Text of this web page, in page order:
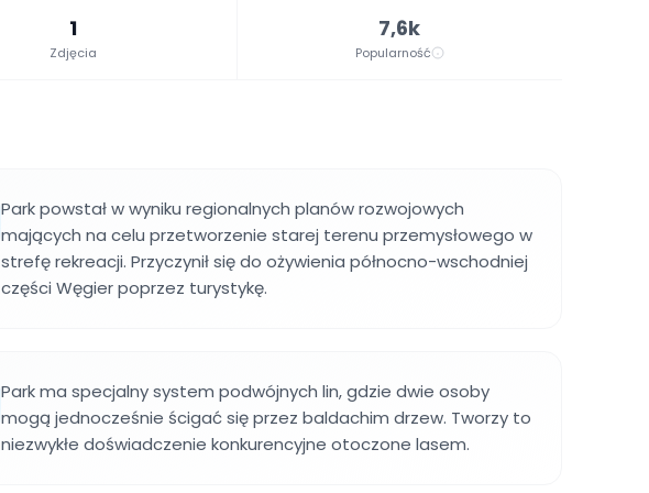
1
Zdjęcia
7,6k
Popularność
Park powstał w wyniku regionalnych planów rozwojowych
mających na celu przetworzenie starej terenu przemysłowego w
strefę rekreacji. Przyczynił się do ożywienia północno-wschodniej
części Węgier poprzez turystykę.
Park ma specjalny system podwójnych lin, gdzie dwie osoby
mogą jednocześnie ścigać się przez baldachim drzew. Tworzy to
niezwykłe doświadczenie konkurencyjne otoczone lasem.